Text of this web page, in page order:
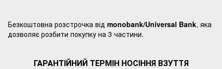
Безкоштовна розстрочка від monobank/Universal Bank, яка
дозволяє розбити покупку на 3 частини.
ГАРАНТІЙНИЙ ТЕРМІН НОСІННЯ ВЗУТТЯ